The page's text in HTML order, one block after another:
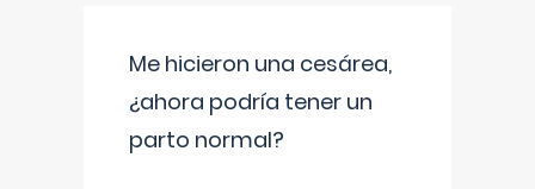
Me hicieron una cesárea,
¿ahora podría tener un
parto normal?